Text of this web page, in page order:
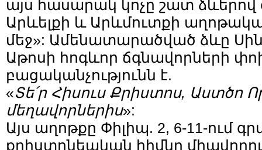
այս հասարակ կոչը շատ
Արևելքի և Արևմուտքի
մեջ»: Ամենատարածված ձևը
Աթոսի հոգևոր ճգնավորների
բացականչությունն է.
«Տե՛ր Հիսուս Քրիստոս, Աստծո
մեղավորներիս»:
Այս աղոթքը Փիլիպ. 2, 6-11-ում
քրիստոնեական հիմնը